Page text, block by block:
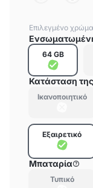
Επιλεγμένο
64 GB
Κατάσταση
Ικανοποιητικό
Εξαιρετικό
Μπαταρία
Τυπικό